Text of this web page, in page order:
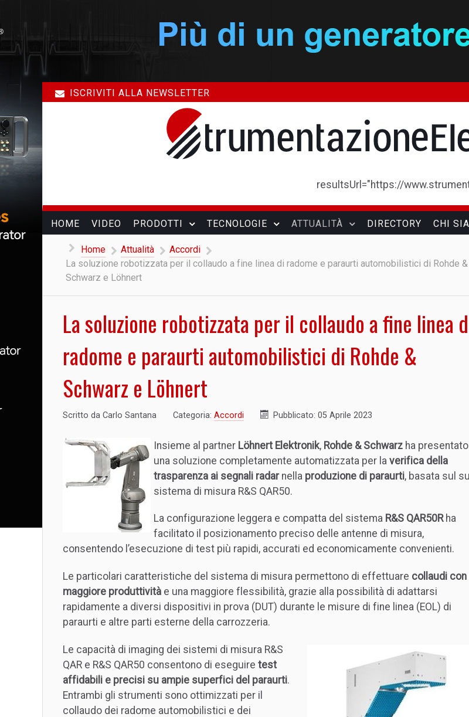
ISCRIVITI ALLA NEWSLETTER
resultsUrl="https://
HOME VIDEO PRODOTTI TECNOLOGIE ATTUALITÀ DIRECTORY CHI
Home Attualità
Accordi
La soluzione robotizzata per il collaudo a fine linea di radome e paraurti automobilistici di Rohde &
Schwarz e Löhnert
La soluzione robotizzata per il collaudo a fine linea
radome e paraurti automobilistici di Rohde &
Schwarz e Löhnert
Scritto da Carlo Santana Categoria: Accordi Pubblicato: 05 Aprile 2023
Insieme al partner Löhnert Elektronik, Rohde & Schwarz ha presentato
una soluzione completamente automatizzata per la verifica della
trasparenza ai segnali radarnella produzione di paraurti, basata sul
sistema di misura R&S QAR50.
La configurazione leggera e compatta del sistema R&S QAR50Rha
facilitato il posizionamento preciso delle antenne di misura,
consentendo l’esecuzione di test più rapidi, accurati ed economicamente convenienti.
Le particolari caratteristiche del sistema di misura permettono di effettuare collaudi con
maggiore produttività e una maggiore flessibilità, grazie alla possibilità di adattarsi
rapidamente a diversi dispositivi in prova (DUT) durante le misure di fine linea (EOL) di
paraurti e altre parti esterne della carrozzeria.
Le capacità di imaging dei sistemi di misura R&S
QAR e R&S QAR50 consentono di eseguire test
affidabili e precisi su ampie superfici del paraurti.
Entrambi gli strumenti sono ottimizzati per il
collaudo dei radome automobilistici e dei